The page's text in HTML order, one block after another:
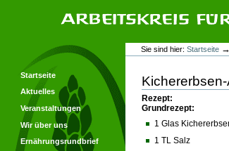
Benutzerspezifische
Werkzeuge
Startseite
Aktuelles
Veranstaltungen
Wir über uns
Ernährungsrundbrief
Sie sind hier: Startseite →
Rezept:
Grundrezept:
1 Glas
1 TL Salz